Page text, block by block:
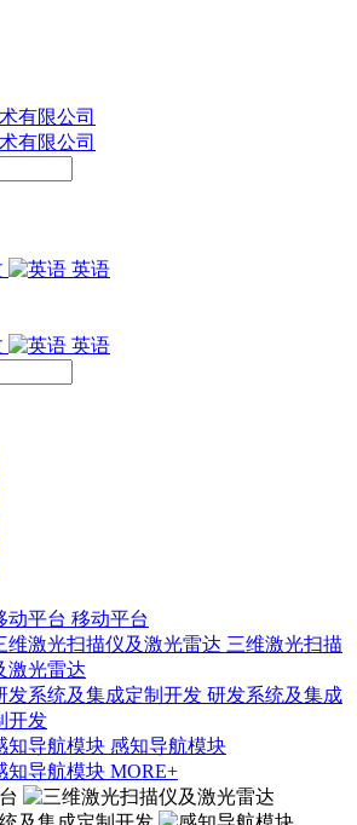
英语
英语
移动平台
三维激光扫描
激光雷达
研发系统及集成
开发
感知导航模块
MORE+